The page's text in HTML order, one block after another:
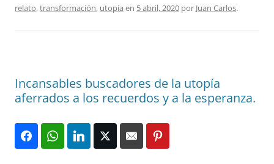
relato,transformación, utopía en 5 abril, 2020 por Juan Carlos.
Incansables buscadores de la utopía
aferrados a los recuerdos y a la esperanza.